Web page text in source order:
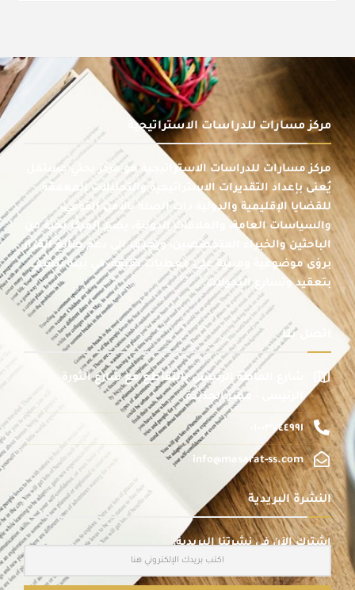
مركز مسارات للدراسات الاستراتيجية
مركز مسارات للدراسات الاستراتيجية هو مركز بحثي مستقل
يُعنى بإعداد التقديرات الاستراتيجية والتحليلات المعمقة
للقضايا الإقليمية والدولية ذات الصلة بالأمن القومي،
والسياسات العامة، والعلاقات الدولية، يضم المركز نخبة من
الباحثين والخبراء المتخصصين، ويهدف إلى دعم صانع القرار
برؤى موضوعية ومبنية على معطيات دقيقة، في بيئة تتسم
بتعقيد وتسارع التحولات.
اتصل بنا
شارع الماظة الرئيسى بالتقاطع مع شارع الثورة
الرئيسى - مصر الجديدة
٠١٠٠٣٧٤٤٩٩١
info@masarat-ss.com
النشرة البريدية
اشترك الآن في نشرتنا البريدية: